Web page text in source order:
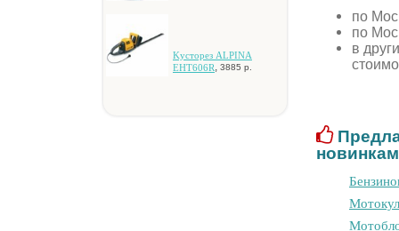
Kуcтopeз ALPINA
EHT606R
3885 р.
по
по
в